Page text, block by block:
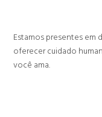
Estamos presentes em
oferecer cuidado
você ama.